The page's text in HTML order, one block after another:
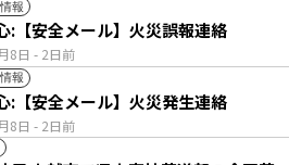
報
8日 - 2日前
:【安全メール】火災誤報連絡
報
8日 - 2日前
:【安全メール】火災発生連絡